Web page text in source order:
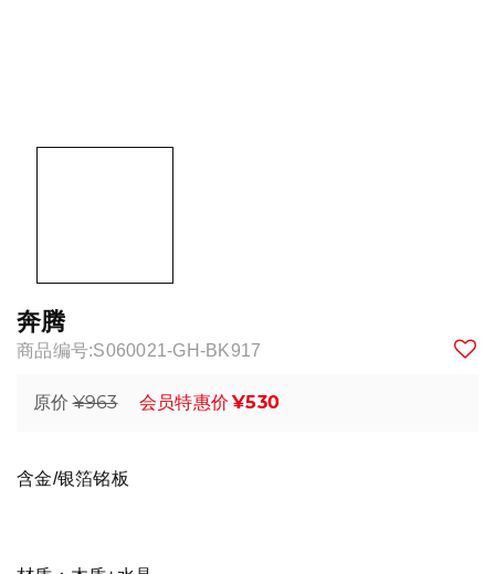
奔腾
商品编号:S060021-GH-BK917
原价 ¥963 会员特惠价 ¥530
含金/银箔铭板